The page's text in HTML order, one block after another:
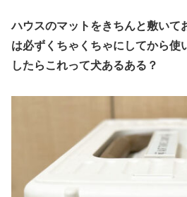
ハウスのマットをきちんと敷いて
は必ずくちゃくちゃにしてから使
したらこれって犬あるある？